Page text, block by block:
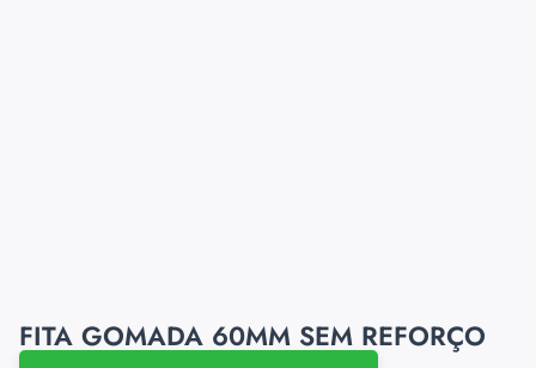
FITA GOMADA 60MM SEM REFORÇO